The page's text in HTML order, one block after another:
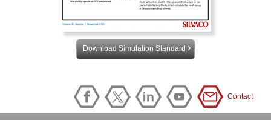
Download Simulation Standard
Contact